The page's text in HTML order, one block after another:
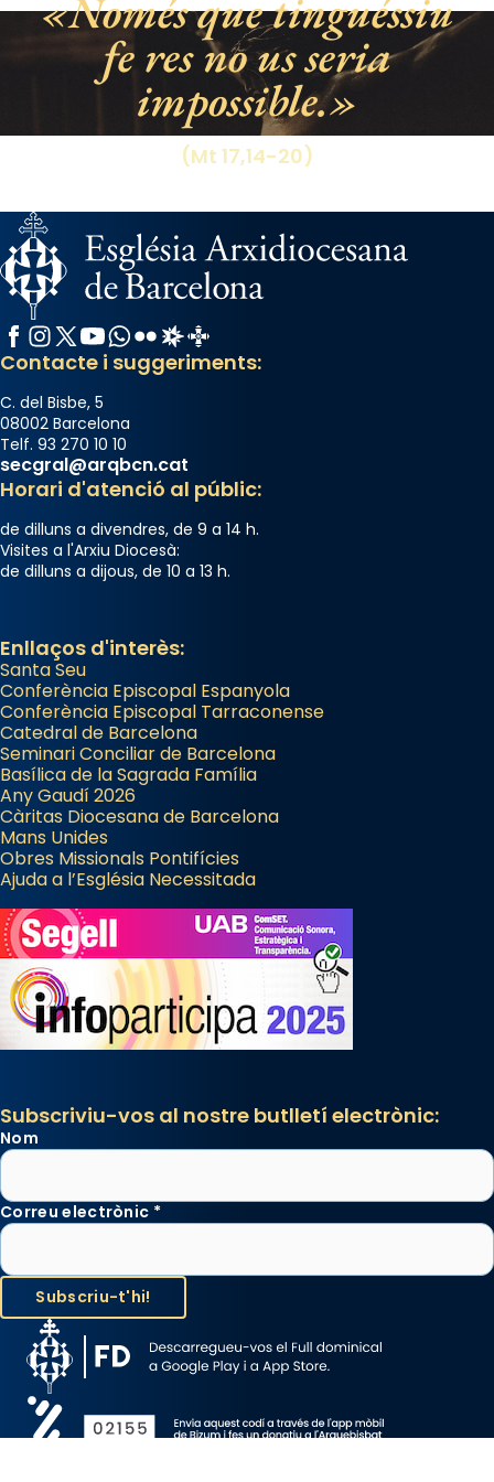
«Si vols saber què és calor, ves per les
Santes a Mataró»🥵.
Share
Només que tinguéssiu
fe res no us seria
impossible.
(Mt 17,14-20)
Facebook
Instagram
X / Twitter
YouTube
WhatsApp
FlickrRadio Estel
Catalunya Cristiana
Contacte i suggeriments:
C. del Bisbe, 5
08002 Barcelona
Telf. 93 270 10 10
secgral@arqbcn.cat
Horari d'atenció al públic:
de dilluns a divendres, de 9 a 14 h.
Visites a l'Arxiu Diocesà:
de dilluns a dijous, de 10 a 13 h.
Enllaços d'interès:
Santa Seu
Conferència Episcopal Espanyola
Conferència Episcopal Tarraconense
Catedral de Barcelona
Seminari Conciliar de Barcelona
Basílica de la Sagrada Família
Any Gaudí 2026
Càritas Diocesana de Barcelona
Mans Unides
Obres Missionals Pontifícies
Ajuda a l’Església Necessitada
Subscriviu-vos al nostre butlletí electrònic:
Nom
Correu electrònic *